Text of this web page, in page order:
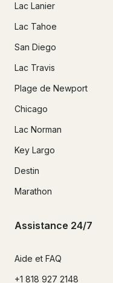
Lac Lanier
Lac Tahoe
San Diego
Lac Travis
Plage de Newport
Chicago
Lac Norman
Key Largo
Destin
Marathon
Assistance 24/7
Aide et FAQ
+1 818 927 2148